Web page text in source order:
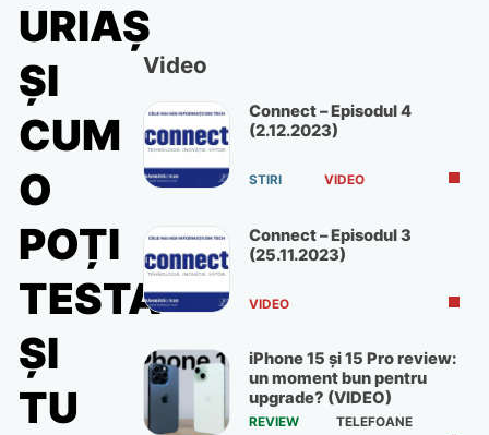
URIAȘ
ȘI
CUM
O
POȚI
TESTA
ȘI
TU
Video
Connect – Episodul 4
(2.12.2023)
STIRI VIDEO
Connect – Episodul 3
(25.11.2023)
VIDEO
iPhone 15 și 15 Pro review:
un moment bun pentru
upgrade? (VIDEO)
REVIEW
TELEFOANE